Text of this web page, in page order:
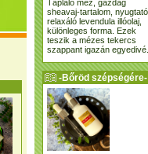
Tápláló méz, gazdag
sheavaj-tartalom, nyugtató,
relaxáló levendula illóolaj,
különleges forma. Ezek
teszik a mézes tekercs
szappant igazán egyedivé.
-Bőröd szépségére-